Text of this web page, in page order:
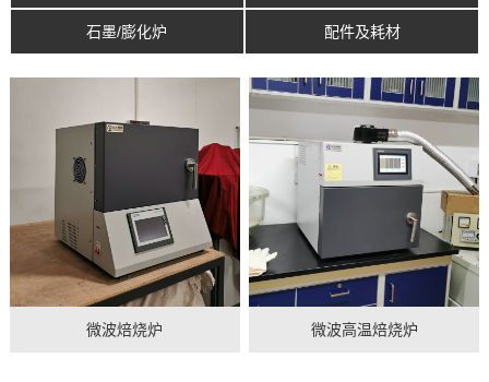
石墨/膨化炉 配件及耗材
微波焙烧炉 微波高温焙烧炉